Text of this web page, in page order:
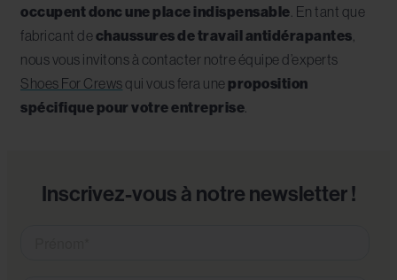
occupent donc une place indispensable . En tant que
fabricant dechaussures de travail antidérapantes
nous vous invitons à contacter notre équipe d’experts
Shoes For Crewsqui vous fera une proposition
spécifique pour votre entreprise
Inscrivez-vous à notre newsletter !